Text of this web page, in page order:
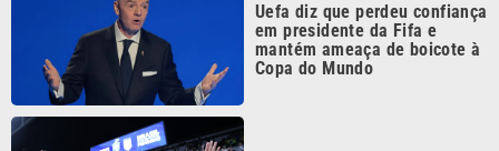
Uefa diz que perdeu confiança
em presidente da Fifa e
mantém ameaça de boicote à
Copa do Mundo